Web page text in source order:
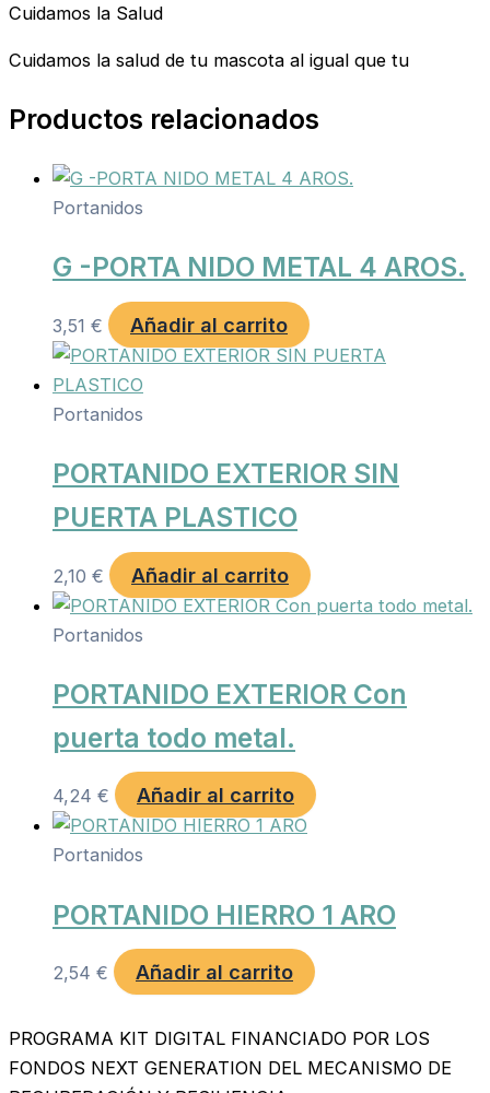
Cuidamos la Salud
Cuidamos la salud de tu mascota al igual que tu
Productos relacionados
Portanidos
G -PORTA NIDO METAL 4 AROS.
3,51 € Añadir al carrito
Portanidos
PORTANIDO EXTERIOR SIN
PUERTA PLASTICO
2,10 € Añadir al carrito
Portanidos
PORTANIDO EXTERIOR Con
puerta todo metal.
4,24 € Añadir al carrito
Portanidos
PORTANIDO HIERRO 1 ARO
2,54 € Añadir al carrito
PROGRAMA KIT DIGITAL FINANCIADO POR LOS
FONDOS NEXT GENERATION DEL MECANISMO DE